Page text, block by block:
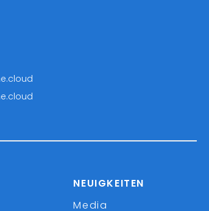
NEUIGKEITEN
Media